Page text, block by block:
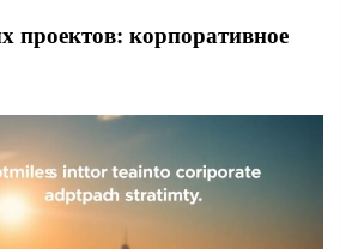
проектов: корпоративное